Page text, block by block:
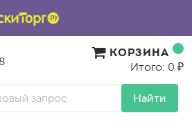
Найти
КОРЗИНА
Итого: 0 ₽